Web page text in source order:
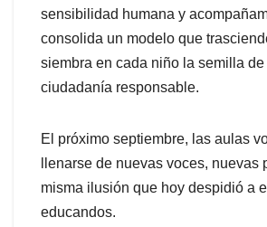
sensibilidad humana y
consolida un modelo que
siembra en cada niño la semilla de
ciudadanía responsable.
El próximo septiembre, las aulas
llenarse de nuevas voces, nuevas
misma ilusión que hoy despidió a
educandos.